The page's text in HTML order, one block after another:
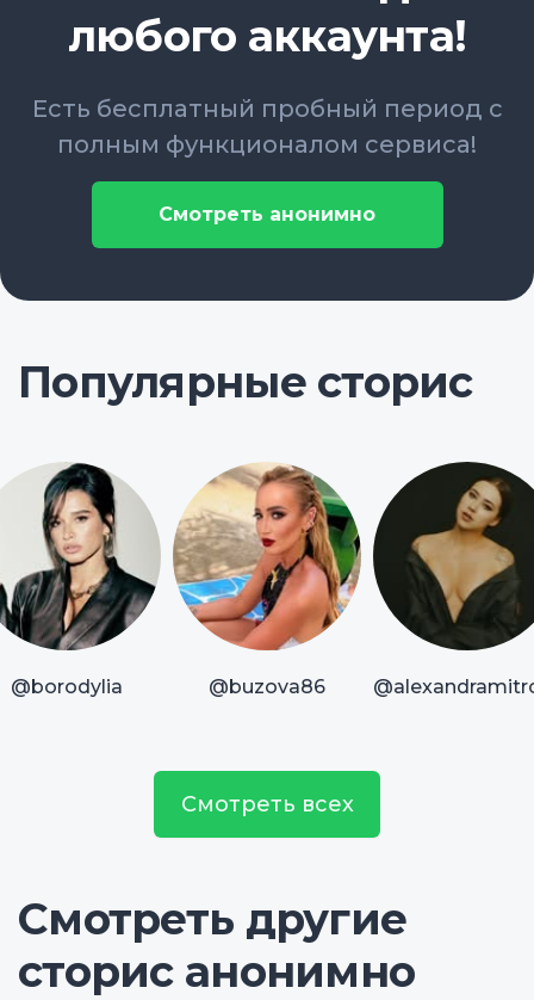
любого аккаунта!
Есть бесплатный пробный период с
полным функционалом сервиса!
Смотреть анонимно
Популярные сторис
@borodylia @buzova86
Смотреть всех
Смотреть другие
сторис анонимно